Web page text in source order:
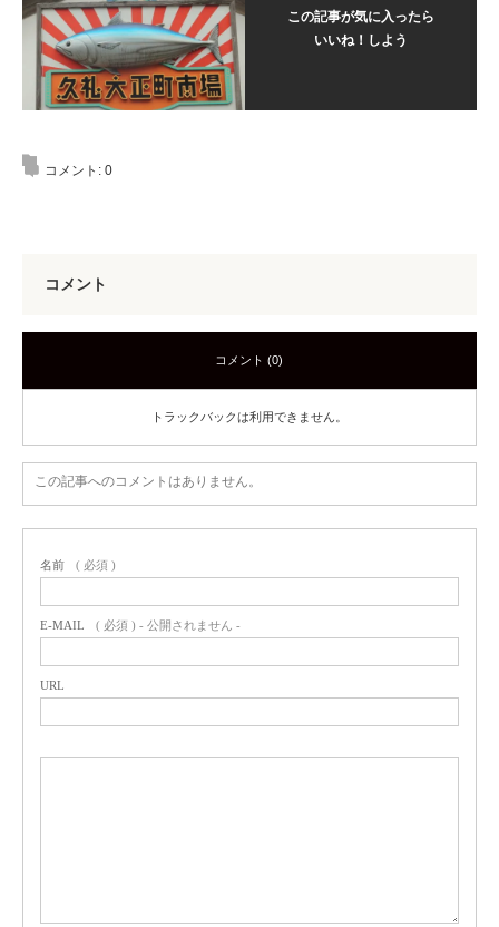
この記事が気に入ったら
いいね！しよう
コメント: 0
コメント
コメント (0)
トラックバックは利用できません。
この記事へのコメントはありません。
名前 ( 必須 )
E-MAIL ( 必須 ) - 公開されません -
URL